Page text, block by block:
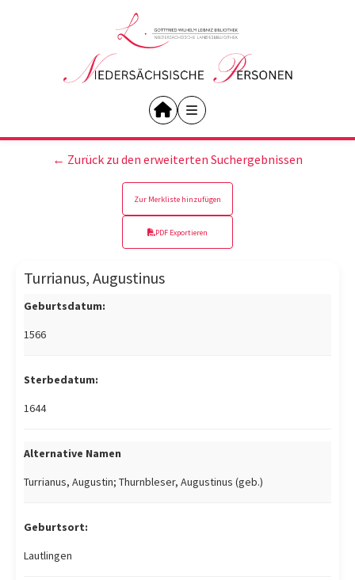
← Zurück zu den erweiterten Suchergebnissen
Zur Merkliste hinzufügen
PDF Exportieren
Turrianus, Augustinus
Geburtsdatum:
1566
Sterbedatum:
1644
Alternative Namen
Turrianus, Augustin; Thurnbleser, Augustinus (geb.)
Geburtsort:
Lautlingen